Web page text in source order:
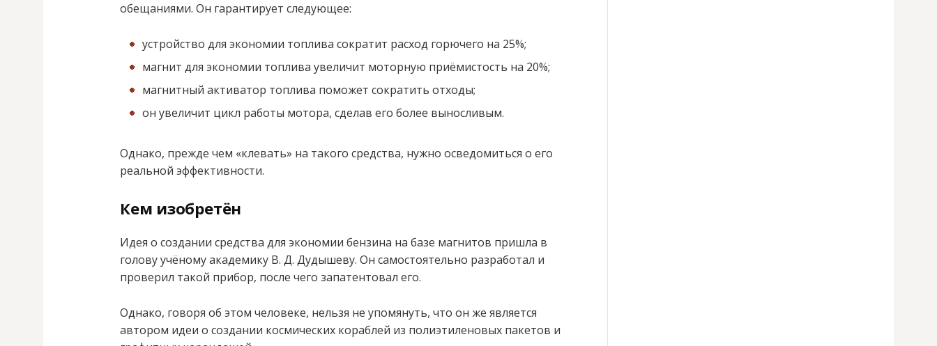
обещаниями. Он гарантирует следующее:
устройство для экономии топлива сократит расход горючего на 25%;
магнит для экономии топлива увеличит моторную приёмистость на 20%;
магнитный активатор топлива поможет сократить отходы;
он увеличит цикл работы мотора, сделав его более выносливым.
Однако, прежде чем «клевать» на такого средства, нужно осведомиться о его
реальной эффективности.
Кем изобретён
Идея о создании средства для экономии бензина на базе магнитов пришла в
голову учёному академику В. Д. Дудышеву. Он самостоятельно разработал и
проверил такой прибор, после чего запатентовал его.
Однако, говоря об этом человеке, нельзя не упомянуть, что он же является
автором идеи о создании космических кораблей из полиэтиленовых пакетов и